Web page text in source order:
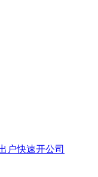
户快速开公司